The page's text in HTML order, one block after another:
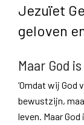
Jezuïet
geloven
Maar God
‘Omdat wij God
bewustzijn,
leven. Maar God